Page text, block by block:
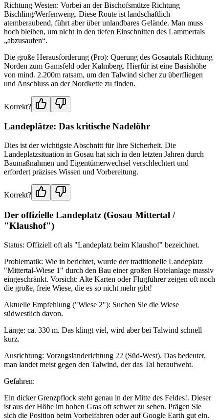
Richtung Westen: Vorbei an der Bischofsmütze Richtung
Bischling/Werfenweng. Diese Route ist landschaftlich
atemberaubend, führt aber über unlandbares Gelände. Man muss
hoch bleiben, um nicht in den tiefen Einschnitten des Lammertals
„abzusaufen“.
Die große Herausforderung (Pro): Querung des Gosautals Richtung
Norden zum Gamsfeld oder Kalmberg. Hierfür ist eine Basishöhe
von mind. 2.200m ratsam, um den Talwind sicher zu überfliegen
und Anschluss an der Nordkette zu finden.
Korrekt?
Landeplätze: Das kritische Nadelöhr
Dies ist der wichtigste Abschnitt für Ihre Sicherheit. Die
Landeplatzsituation in Gosau hat sich in den letzten Jahren durch
Baumaßnahmen und Eigentümerwechsel verschlechtert und
erfordert präzises Wissen und Vorbereitung.
Korrekt?
Der offizielle Landeplatz (Gosau Mittertal /
"Klaushof")
Status: Offiziell oft als "Landeplatz beim Klaushof" bezeichnet.
Problematik: Wie in berichtet, wurde der traditionelle Landeplatz
"Mittertal-Wiese 1" durch den Bau einer großen Hotelanlage massiv
eingeschränkt. Vorsicht: Alte Karten oder Flugführer zeigen oft noch
die große, freie Wiese, die es so nicht mehr gibt!
Aktuelle Empfehlung ("Wiese 2"): Suchen Sie die Wiese
südwestlich davon.
Länge: ca. 330 m. Das klingt viel, wird aber bei Talwind schnell
kurz.
Ausrichtung: Vorzugslanderichtung 22 (Süd-West). Das bedeutet,
man landet meist gegen den Talwind, der das Tal heraufweht.
Gefahren:
Ein dicker Grenzpflock steht genau in der Mitte des Feldes!. Dieser
ist aus der Höhe im hohen Gras oft schwer zu sehen. Prägen Sie
sich die Position beim Vorbeifahren oder auf Google Earth gut ein.